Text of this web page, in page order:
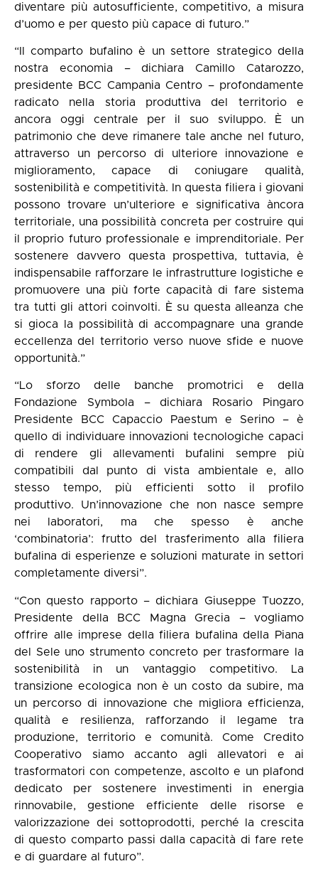
diventare più autosufficiente, competitivo, a misura
d’uomo e per questo più capace di futuro.”
“Il comparto bufalino è un settore strategico della
nostra economia – dichiara Camillo Catarozzo,
presidente BCC Campania Centro – profondamente
radicato nella storia produttiva del territorio e
ancora oggi centrale per il suo sviluppo. È un
patrimonio che deve rimanere tale anche nel futuro,
attraverso un percorso di ulteriore innovazione e
miglioramento, capace di coniugare qualità,
sostenibilità e competitività. In questa filiera i giovani
possono trovare un’ulteriore e significativa àncora
territoriale, una possibilità concreta per costruire qui
il proprio futuro professionale e imprenditoriale. Per
sostenere davvero questa prospettiva, tuttavia, è
indispensabile rafforzare le infrastrutture logistiche e
promuovere una più forte capacità di fare sistema
tra tutti gli attori coinvolti. È su questa alleanza che
si gioca la possibilità di accompagnare una grande
eccellenza del territorio verso nuove sfide e nuove
opportunità.”
“Lo sforzo delle banche promotrici e della
Fondazione Symbola – dichiara Rosario Pingaro
Presidente BCC Capaccio Paestum e Serino – è
quello di individuare innovazioni tecnologiche capaci
di rendere gli allevamenti bufalini sempre più
compatibili dal punto di vista ambientale e, allo
stesso tempo, più efficienti sotto il profilo
produttivo. Un’innovazione che non nasce sempre
nei laboratori, ma che spesso è anche
‘combinatoria’: frutto del trasferimento alla filiera
bufalina di esperienze e soluzioni maturate in settori
completamente diversi”.
“Con questo rapporto – dichiara Giuseppe Tuozzo,
Presidente della BCC Magna Grecia – vogliamo
offrire alle imprese della filiera bufalina della Piana
del Sele uno strumento concreto per trasformare la
sostenibilità in un vantaggio competitivo. La
transizione ecologica non è un costo da subire, ma
un percorso di innovazione che migliora efficienza,
qualità e resilienza, rafforzando il legame tra
produzione, territorio e comunità. Come Credito
Cooperativo siamo accanto agli allevatori e ai
trasformatori con competenze, ascolto e un plafond
dedicato per sostenere investimenti in energia
rinnovabile, gestione efficiente delle risorse e
valorizzazione dei sottoprodotti, perché la crescita
di questo comparto passi dalla capacità di fare rete
e di guardare al futuro”.